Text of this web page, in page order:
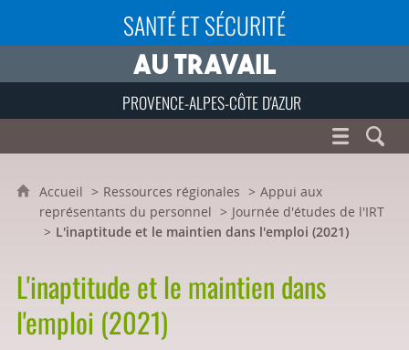
SANTÉ ET SÉCURITÉ
PROVENCE-ALPES-CÔTE D'AZUR
Accueil Ressources régionales
Appui aux
représentants du personnel
Journée d'études de l'IRT
L'inaptitude et le maintien dans l'emploi (2021)
L'inaptitude et le maintien dans
l'emploi (2021)